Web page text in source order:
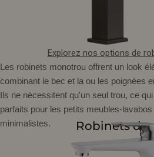
Explorez nos options de
Les robinets monotrou offrent un look
combinant le bec et la ou les poignées
Ils ne nécessitent qu'un seul trou, ce
parfaits pour les petits meubles-
minimalistes.
Robinets de